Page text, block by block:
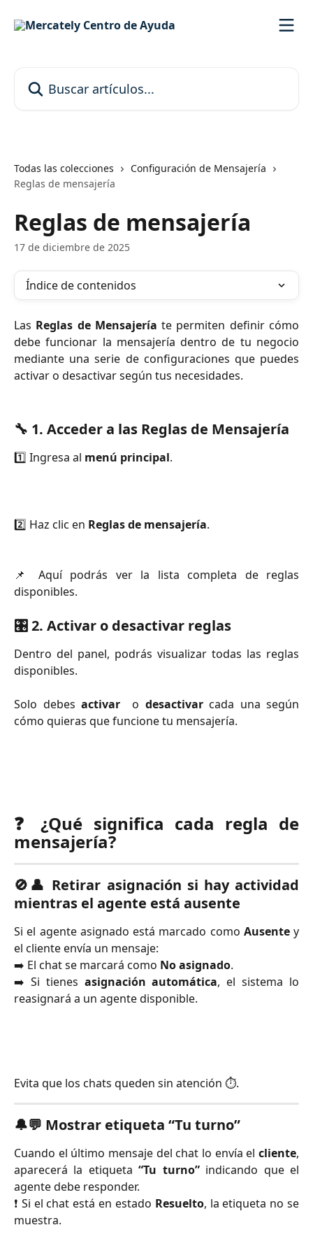
Todas las colecciones
Configuración de Mensajería
Reglas de mensajería
Reglas de mensajería
17 de diciembre de 2025
Índice de contenidos
Las Reglas de Mensajería te permiten definir cómo
debe funcionar la mensajería dentro de tu negocio
mediante una serie de configuraciones que puedes
activar o desactivar según tus necesidades.
🔧 1. Acceder a las Reglas de Mensajería
1️⃣ Ingresa al menú principal.
2️⃣ Haz clic en Reglas de mensajería.
📌 Aquí podrás ver la lista completa de reglas
disponibles.
🎛️2. Activar o desactivar reglas
Dentro del panel, podrás visualizar todas las reglas
disponibles.
Solo debes activar o desactivar cada una según
cómo quieras que funcione tu mensajería.
❓¿Qué significa cada regla de
mensajería?
🚫👤 Retirar asignación si hay actividad
mientras el agente está ausente
Si el agente asignado está marcado como Ausentey
el cliente envía un mensaje:
➡️ El chat se marcará como No asignado.
➡️ Si tienes asignación automática, el sistema lo
reasignará a un agente disponible.
Evita que los chats queden sin atención ⏱️.
🔔💬 Mostrar etiqueta “Tu turno”
Cuando el último mensaje del chat lo envía el cliente,
aparecerá la etiqueta“Tu turno”indicando que el
agente debe responder.
❗ Si el chat está en estado Resuelto, la etiqueta no se
muestra.